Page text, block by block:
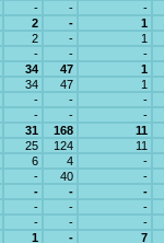
- -
-
2 -
1
2 -
1
- -
-
34 47
1
34 47
1
- -
-
- -
-
31 168
11
25 124
11
6 4
-
- 40
-
- -
-
- -
-
- -
-
1 -
7